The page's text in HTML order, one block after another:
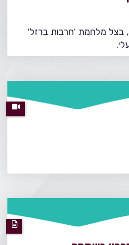
בצל מלחמת 'חרבות ברזל'